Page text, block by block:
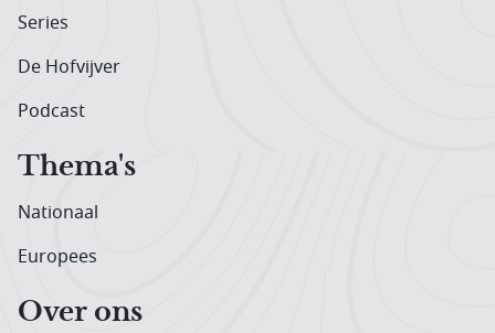
Series
De Hofvijver
Podcast
Thema's
Nationaal
Europees
Over ons